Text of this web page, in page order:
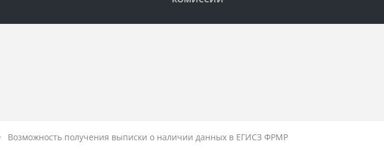
Возможность получения выписки о наличии данных в ЕГИСЗ ФРМР